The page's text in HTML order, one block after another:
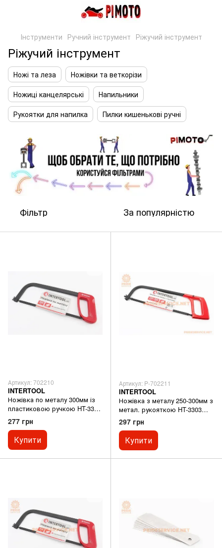
Інструменти Ручний інструмент Ріжучий інструмент
Ріжучий інструмент
Ножі та леза
Ножівки та веткорізи
Ножиці канцелярські
Напильники
Рукоятки для напилка
Пилки кишенькові ручні
Фільтр За популярністю
Артикул: 702210
INTERTOOL
Ножівка по металу 300мм із
пластиковою ручкою HT-3305
відмінна якість
277 грн
Купити
Артикул: P-702211
INTERTOOL
Ножівка з металу 250-300мм з
метал. рукояткою HT-3303
відмінна якість
297 грн
Купити